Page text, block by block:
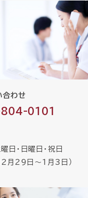
合わせ
0101
日・日曜日・祝日
12月29日〜1月3日）